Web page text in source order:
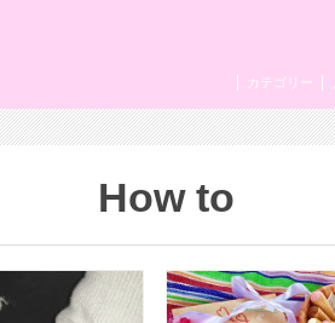
カテゴリー
How to